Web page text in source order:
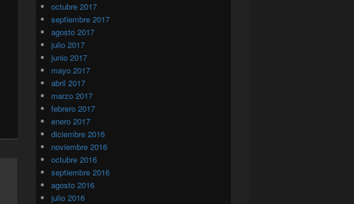
octubre 2017
septiembre 2017
agosto 2017
julio 2017
junio 2017
mayo 2017
abril 2017
marzo 2017
febrero 2017
enero 2017
diciembre 2016
noviembre 2016
octubre 2016
septiembre 2016
agosto 2016
julio 2016